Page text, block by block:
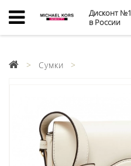
Дисконт №1
в России
Сумки